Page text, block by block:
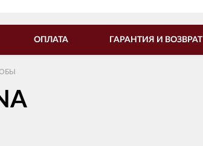
ОПЛАТА ГАРАНТИЯ И ВОЗВРАТ